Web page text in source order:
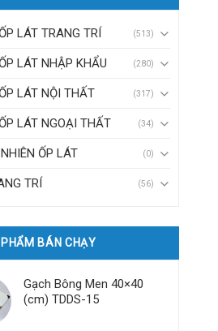
LÁT TRANG TRÍ (513)
LÁT NHẬP KHẨU (280)
LÁT NỘI THẤT (317)
LÁT NGOẠI THẤT (34)
ỐP LÁT (0)
TRÍ (56)
BÁN CHẠY
Gạch Bông Men 40×40
(cm) TDDS-15